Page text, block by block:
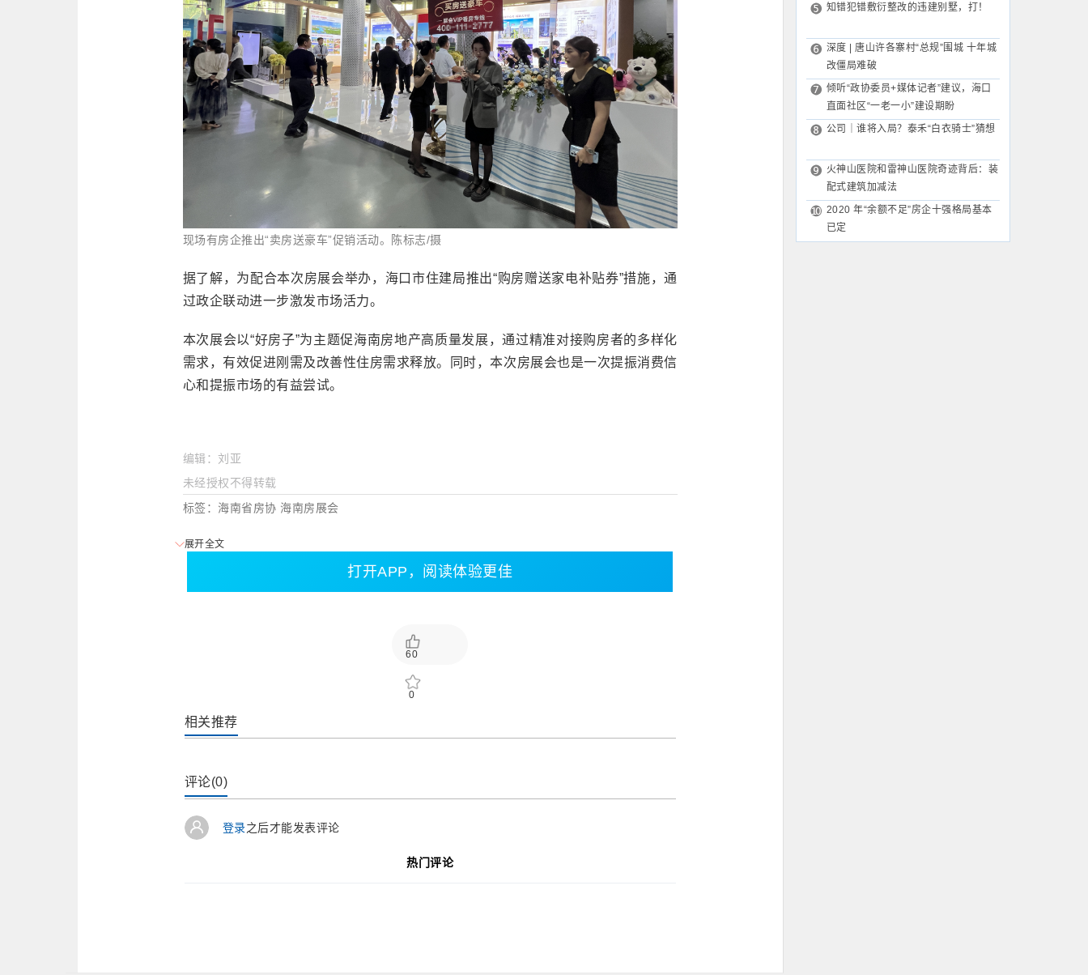
现场有房企推出“卖房送豪车”促销活动。陈标志/摄
据了解，为配合本次房展会举办，海口市住建局推出“购房赠送家电补贴券”措施，通
过政企联动进一步激发市场活力。
本次展会以“好房子”为主题促海南房地产高质量发展，通过精准对接购房者的多样化
需求，有效促进刚需及改善性住房需求释放。同时，本次房展会也是一次提振消费信
心和提振市场的有益尝试。
编辑：刘亚
未经授权不得转载
标签：海南省房协 海南房展会
展开全文
打开APP，阅读体验更佳
60
0
相关推荐
评论(0)
登录之后才能发表评论
热门评论
知错犯错敷衍整改的违建别墅，打！
深度 | 唐山许各寨村“总规”围城 十年城
改僵局难破
倾听“政协委员+媒体记者”建议，海口
直面社区“一老一小”建设期盼
公司｜谁将入局？泰禾“白衣骑士”猜想
火神山医院和雷神山医院奇迹背后：装
配式建筑加减法
2020 年“余额不足”房企十强格局基本
已定